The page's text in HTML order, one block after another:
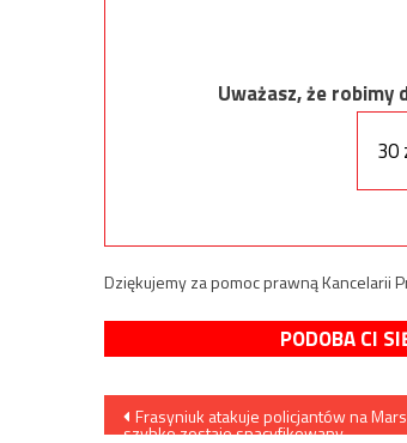
Uważasz, że robimy
30
Dziękujemy za pomoc prawną Kancelarii
PODOBA CI
Nawigacja
Frasyniuk atakuje policjantów na
szybko zostaje spacyfikowany